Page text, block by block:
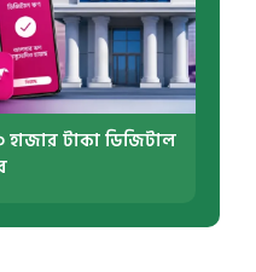
টাকা ডিজিটাল